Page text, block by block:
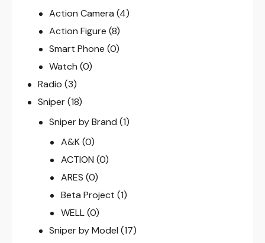
Action Camera (4)
Action Figure (8)
Smart Phone (0)
Watch (0)
Radio (3)
Sniper(18)
Sniper by Brand (1)
A&K (0)
ACTION (0)
ARES (0)
Beta Project (1)
WELL (0)
Sniper by Model (17)